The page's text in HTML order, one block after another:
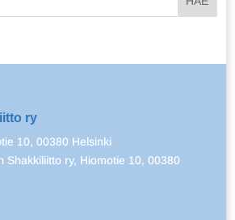
ry
10, 00380 Helsinki
Shakkiliitto ry, Hiomotie 10, 00380